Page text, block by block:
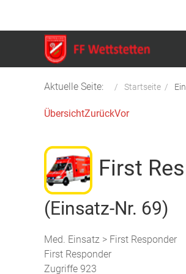
Aktuelle Seite: Startseite
ÜbersichtZurückVor
First
(Einsatz-Nr. 69)
Med. Einsatz > First Responder
First Responder
Zugriffe 923